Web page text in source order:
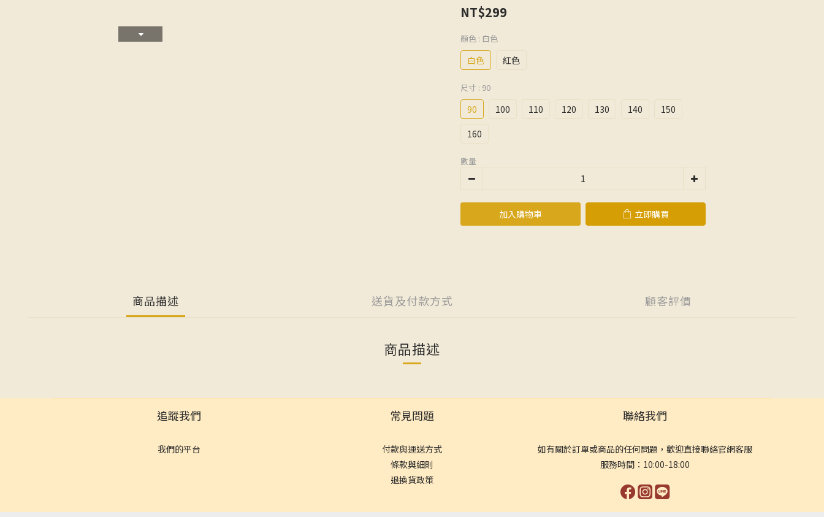
NT$299
顏色 : 白色
白色 紅色
尺寸 : 90
90 100 110 120 130 140
150
160
數量
加入購物車 立即購買
商品描述 送貨及付款方式 顧客評價
商品描述
追蹤我們
我們的平台
常見問題
付款與運送方式
條款與細則
退換貨政策
聯絡我們
如有關於訂單或商品的任何問題，歡迎直接聯絡官網客服
服務時間：10:00-18:00